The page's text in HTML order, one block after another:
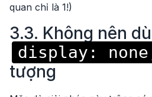
quan chỉ là 1!)
3.3. Không nên
display:
tượng